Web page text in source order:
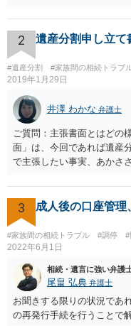
2 遺産分割申し立て
#遺産分割 #家族間の相続トラブ
2019年1月29日
井澤 わかな 弁護士
ご質問：主張書面とはどの
面」は、今回であれば遺産
で主張したい事実、あかさ
ります。 もし、主張した
資料を持っているようで
し、お姉さんに見られたく
望に関する申出書」と共に
いた方が良い事と書かない
立ての趣旨」のところに書
ば、まずそれを書くとよい
なぜ調停を申し立てたのか
決裂した、など)や亡くなっ
きさつなどが書かれている
3 成人後の口座管
#家族間の相続トラブル #調停 #
2022年6月1日
相続・遺言に強い弁護
尾畠 弘典 弁護士
お聞きする限りの状況であ
の再発行手続を行うことで